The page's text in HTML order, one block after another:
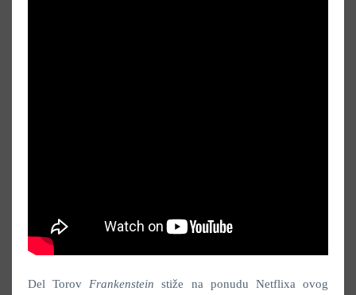
Del Torov Frankensteinstiže na ponudu Netflixa ovog